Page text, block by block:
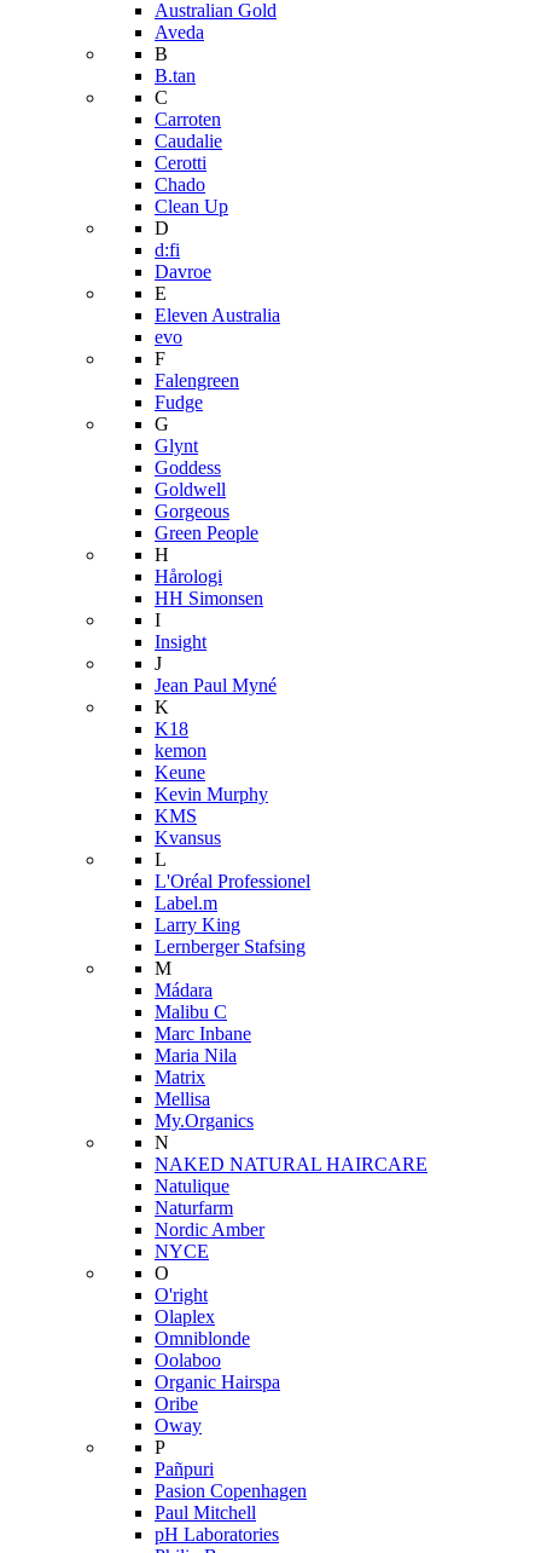
Australian Gold
Aveda
B
B.tan
C
Carroten
Caudalie
Cerotti
Chado
Clean Up
D
d:fi
Davroe
E
Eleven Australia
evo
F
Falengreen
Fudge
G
Glynt
Goddess
Goldwell
Gorgeous
Green People
H
Hårologi
HH Simonsen
I
Insight
J
Jean Paul Myné
K
K18
kemon
Keune
Kevin Murphy
KMS
Kvansus
L
L'Oréal Professionel
Label.m
Larry King
Lernberger Stafsing
M
Mádara
Malibu C
Marc Inbane
Maria Nila
Matrix
Mellisa
My.Organics
N
NAKED NATURAL HAIRCARE
Natulique
Naturfarm
Nordic Amber
NYCE
O
O'right
Olaplex
Omniblonde
Oolaboo
Organic Hairspa
Oribe
Oway
P
Pañpuri
Pasion Copenhagen
Paul Mitchell
pH Laboratories